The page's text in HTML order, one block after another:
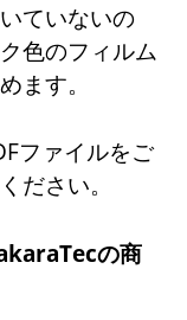
ていないの
色のフィルム
ます。
ファイルをご
ださい。
の商